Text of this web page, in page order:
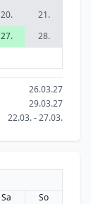
20.
21.
27.
28.
26.03.27
29.03.27
22.03. - 27.03.
Sa
So